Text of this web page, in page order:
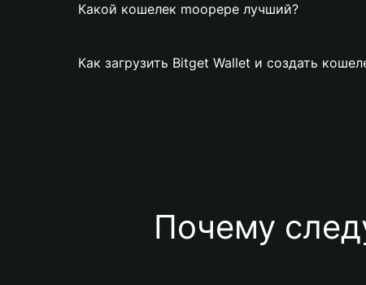
Какой кошелек moopepe лучший?
Как загрузить Bitget Wallet и создать
Почему